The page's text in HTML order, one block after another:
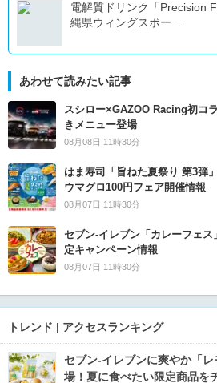
電解質ドリンク「Precision
縄県ウィングスポー...
あわせて読みたい記事
スシロー×GAZOO Racing初コ
きメニュー登場
08月08日 11時30分
はま寿司「旨ねた夏祭り 第3弾
ウマグロ100円フェア開催情報
08月07日 11時30分
セブン‐イレブン「カレーフェ
定キャンペーン情報
08月07日 11時30分
トレンド | アクセスランキング
セブン‐イレブンに爽やか「
場！夏に食べたい限定商品を